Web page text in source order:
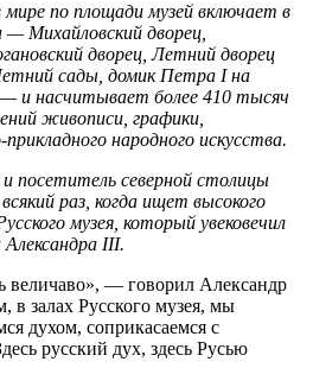
по площади музей включает в
— Михайловский дворец,
дворец, Летний дворец
сады, домик Петра I на
и насчитывает более 410 тысяч
живописи, графики,
народного искусства.
посетитель северной столицы
раз, когда ищет высокого
музея, который увековечил
III.
величаво», — говорил Александр
залах Русского музея, мы
духом, соприкасаемся с
русский дух, здесь Русью